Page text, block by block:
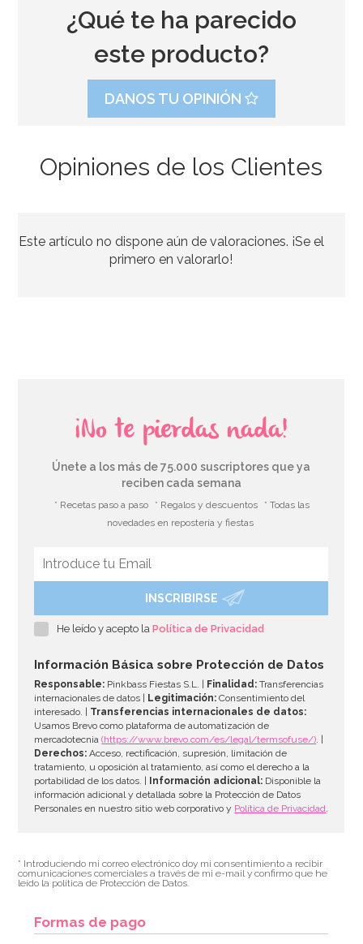
6,95€
Preparado para Galletas 1 Kg - FunCakes
AÑADIR
¿Qué te ha parecido
este producto?
DANOS TU OPINIÓN
Opiniones de los Clientes
Este artículo no dispone aún de valoraciones. ¡Se el
primero en valorarlo!
¡No te pierdas nada!
Únete a los más de 75.000 suscriptores que ya
reciben cada semana
* Recetas paso a paso * Regalos y descuentos
* Todas las
novedades en repostería y fiestas
INSCRIBIRSE
He leído y acepto laPolítica de Privacidad
Información Básica sobre Protección de Datos
Responsable: Pinkbass Fiestas S.L. | Finalidad: Transferencias
internacionales de datos |
Legitimación: Consentimiento del
interesado. | Transferencias internacionales de datos:
Usamos Brevo como plataforma de automatización de
mercadotecnia(https://www.brevo.com/es/legal/termsofuse/). |
Derechos: Acceso, rectificación, supresión, limitación de
tratamiento, u oposición al tratamiento, así como el derecho a la
portabilidad de los datos. |
Información adicional: Disponible la
información adicional y detallada sobre la Protección de Datos
Personales en nuestro sitio web corporativo y Política de Privacidad.
* Introduciendo mi correo electrónico doy mi consentimiento a recibir
comunicaciones comerciales a través de mi e-mail y confirmo que he
leído la política de Protección de Datos.
Formas de pago